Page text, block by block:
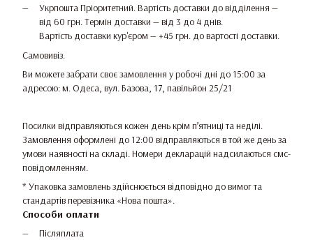
Укрпошта Пріоритетний. Вартість доставки до відділення —
від 60 грн. Термін доставки — від 3 до 4 днів.
Вартість доставки кур'єром — +45 грн. до вартості доставки.
Самовивіз.
Ви можете забрати своє замовлення у робочі дні до 15:00 за
адресою: м. Одеса, вул. Базова, 17, павільйон 25/21
Посилки відправляються кожен день крім п’ятниці та неділі.
Замовлення оформлені до 12:00 відправляються в той же день за
умови наявності на складі. Номери декларацій надсилаються смс-
повідомленням.
* Упаковка замовлень здійснюється відповідно до вимог та
стандартів перевізника «Нова пошта».
Способи оплати
Післяплата